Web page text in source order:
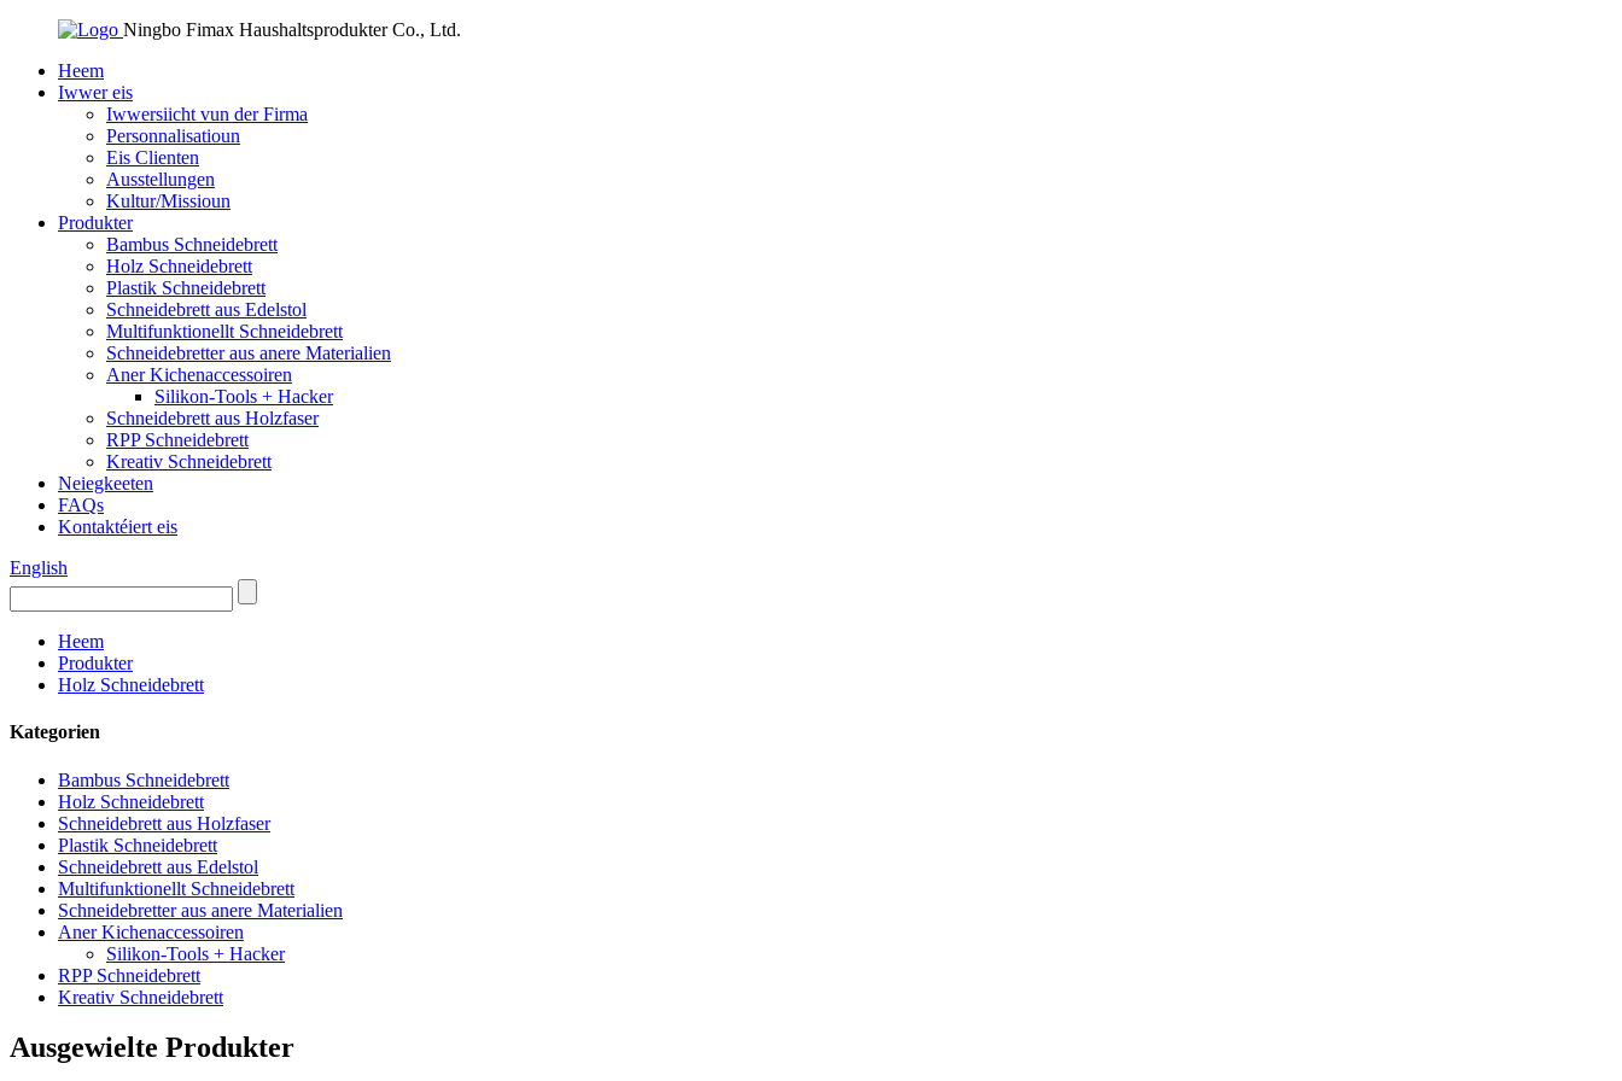
Ningbo Fimax Haushaltsprodukter Co., Ltd.
Heem
Iwwer eis
Iwwersiicht vun der Firma
Personnalisatioun
Eis Clienten
Ausstellungen
Kultur/Missioun
Produkter
Bambus Schneidebrett
Holz Schneidebrett
Plastik Schneidebrett
Schneidebrett aus Edelstol
Multifunktionellt Schneidebrett
Schneidebretter aus anere Materialien
Aner Kichenaccessoiren
Silikon-Tools + Hacker
Schneidebrett aus Holzfaser
RPP Schneidebrett
Kreativ Schneidebrett
Neiegkeeten
FAQs
Kontaktéiert eis
English
Heem
Produkter
Holz Schneidebrett
Kategorien
Bambus Schneidebrett
Holz Schneidebrett
Schneidebrett aus Holzfaser
Plastik Schneidebrett
Schneidebrett aus Edelstol
Multifunktionellt Schneidebrett
Schneidebretter aus anere Materialien
Aner Kichenaccessoiren
Silikon-Tools + Hacker
RPP Schneidebrett
Kreativ Schneidebrett
Ausgewielte Produkter